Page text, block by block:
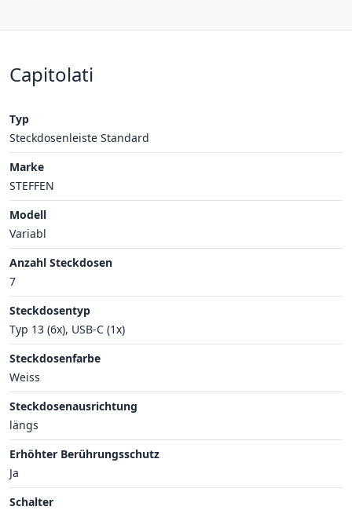
Capitolati
Typ
Steckdosenleiste Standard
Marke
STEFFEN
Modell
Variabl
Anzahl Steckdosen
7
Steckdosentyp
Typ 13 (6x), USB-C (1x)
Steckdosenfarbe
Weiss
Steckdosenausrichtung
längs
Erhöhter Berührungsschutz
Ja
Schalter